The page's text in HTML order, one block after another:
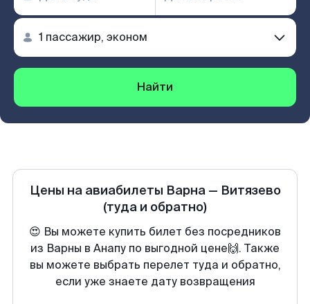
Найти
Цены на авиабилеты Варна— Витязево
(туда и обратно)
😍 Вы можете купить билет без посредников
из Варны в Анапу по выгодной цене🙌. Также
вы можете выбрать перелет туда и обратно,
если уже знаете дату возвращения